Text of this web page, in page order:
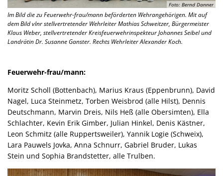
Foto: Bernd Danner
Im Bild die zu Feuerwehr-frau/mann beförderten Wehrangehörigen. Mit auf
dem Bild vlnr stellvertretender Wehrleiter Mathias Schweitzer, Bürgermeister
Klaus Weber, stellvertretender Kreisfeuerwehrinspekteur Johannes Seibel und
Landrätin Dr. Susanne Ganster. Rechts Wehrleiter Alexander Koch.
Feuerwehr-frau/mann:
Moritz Scholl (Bottenbach), Marius Kraus (Eppenbrunn), David
Nagel, Luca Steinmetz, Torben Weisbrod (alle Hilst), Dennis
Deutschmann, Marvin Dreis, Nils Heß (alle Obersimten), Ella
Schlachter, Kevin Erik Gimber, Julian Hinkel, Denis Kästner,
Leon Schmitz (alle Ruppertsweiler), Yannik Logie (Schweix),
Lara Pauwels Jovka, Anna Schnurr, Gabriel Bruder, Lukas
Stein und Sophia Brandstetter, alle Trulben.